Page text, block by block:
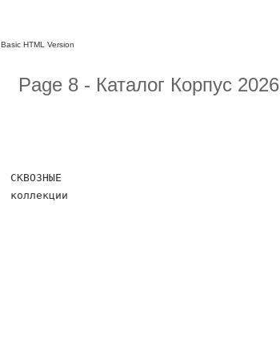
Basic HTML Version
Page 8 - Каталог Корпус 2026
СКВОЗНЫЕ
коллекции